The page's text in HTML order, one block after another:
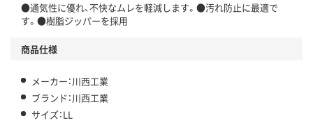
●通気性に優れ、不快なムレを軽減します。●汚れ防止に最適で
す。●樹脂ジッパーを採用
商品仕様
メーカー：川西工業
ブランド：川西工業
サイズ：LL